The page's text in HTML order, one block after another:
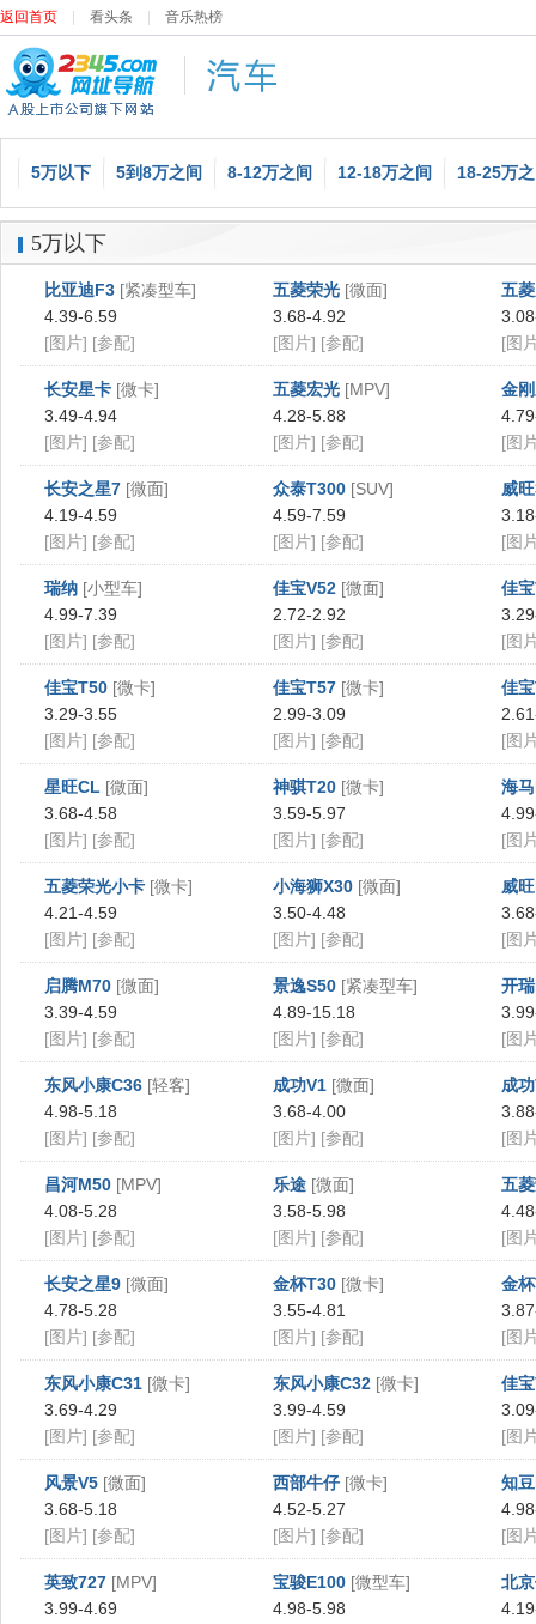
返回首页 看头条 音乐热榜
5万以下 5到8万之间 8-12万之间 12-18万之间 18-25万
5万以下
比亚迪F3 [紧凑型车]
4.39-6.59
[图片] [参配]
五菱荣光 [微面]
3.68-4.92
[图片] [参配]
五
[图
长安星卡 [微卡]
3.49-4.94
[图片] [参配]
五菱宏光 [MPV]
4.28-5.88
[图片] [参配]
金
[图
长安之星7 [微面]
4.19-4.59
[图片] [参配]
众泰T300 [SUV]
4.59-7.59
[图片] [参配]
威
[图
瑞纳 [小型车]
4.99-7.39
[图片] [参配]
佳宝V52 [微面]
2.72-2.92
[图片] [参配]
佳
[图
佳宝T50 [微卡]
3.29-3.55
[图片] [参配]
佳宝T57 [微卡]
2.99-3.09
[图片] [参配]
佳
[图
星旺CL [微面]
3.68-4.58
[图片] [参配]
神骐T20 [微卡]
3.59-5.97
[图片] [参配]
海
[图
五菱荣光小卡 [微卡]
4.21-4.59
[图片] [参配]
小海狮X30 [微面]
3.50-4.48
[图片] [参配]
威
[图
启腾M70 [微面]
3.39-4.59
[图片] [参配]
景逸S50 [紧凑型车]
4.89-15.18
[图片] [参配]
开
[图
东风小康C36 [轻客]
4.98-5.18
[图片] [参配]
成功V1 [微面]
3.68-4.00
[图片] [参配]
成
[图
昌河M50 [MPV]
4.08-5.28
[图片] [参配]
乐途 [微面]
3.58-5.98
[图片] [参配]
五
[图
长安之星9 [微面]
4.78-5.28
[图片] [参配]
金杯T30 [微卡]
3.55-4.81
[图片] [参配]
金
[图
东风小康C31 [微卡]
3.69-4.29
[图片] [参配]
东风小康C32 [微卡]
3.99-4.59
[图片] [参配]
佳
[图
风景V5 [微面]
3.68-5.18
[图片] [参配]
西部牛仔 [微卡]
4.52-5.27
[图片] [参配]
知
[图
英致727 [MPV]
3.99-4.69
宝骏E100 [微型车]
4.98-5.98
北